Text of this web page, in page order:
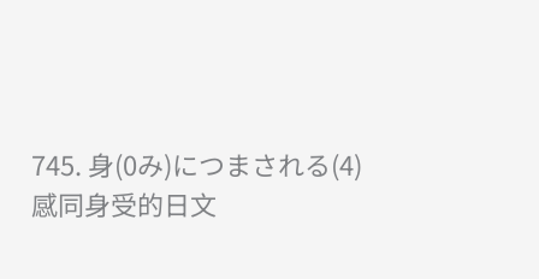
745. 身(0み)につまされる(4)
感同身受的日文